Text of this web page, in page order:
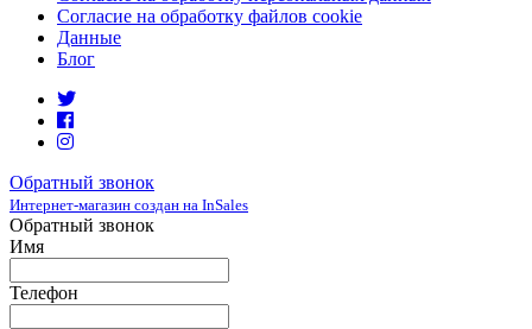
Согласие на обработку файлов cookie
Данные
Блог
Обратный звонок
Интернет-магазин создан на InSales
Обратный звонок
Имя
Телефон